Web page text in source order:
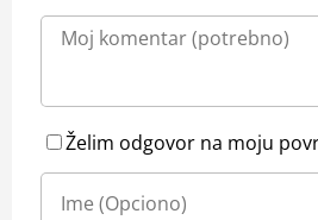
Želim odgovor na moju